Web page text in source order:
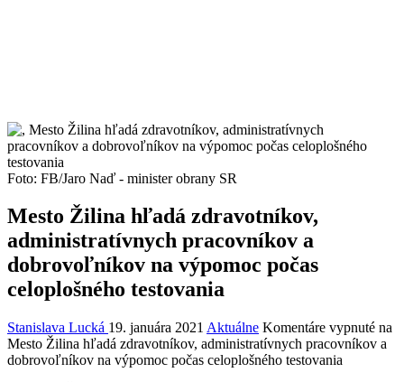
Foto: FB/Jaro Naď - minister obrany SR
Mesto Žilina hľadá zdravotníkov,
administratívnych pracovníkov a
dobrovoľníkov na výpomoc počas
celoplošného testovania
Stanislava Lucká 19. januára 2021 Aktuálne Komentáre vypnuté na
Mesto Žilina hľadá zdravotníkov, administratívnych pracovníkov a
dobrovoľníkov na výpomoc počas celoplošného testovania